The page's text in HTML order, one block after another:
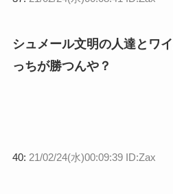
シュメール文明の人達とワ
っちが勝つんや？
40: 21/02/24(水)00:09:39 ID:Zax